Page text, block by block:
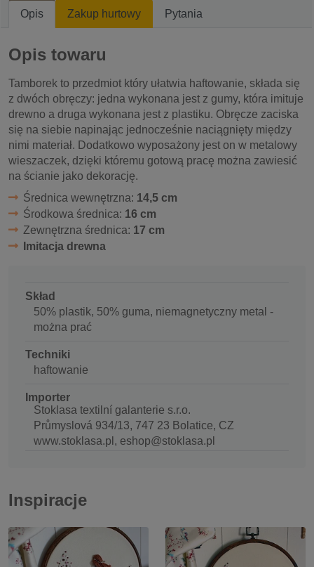
Opis Zakup hurtowy Pytania
Opis towaru
Tamborek to przedmiot który ułatwia haftowanie, składa się
z dwóch obręczy: jedna wykonana jest z gumy, która imituje
drewno a druga wykonana jest z plastiku. Obręcze zaciska
się na siebie napinając jednocześnie naciągnięty między
nimi materiał. Dodatkowo wyposażony jest on w metalowy
wieszaczek, dzięki któremu gotową pracę można zawiesić
na ścianie jako dekorację.
Średnica wewnętrzna: 14,5 cm
Środkowa średnica: 16 cm
Zewnętrzna średnica: 17 cm
Imitacja drewna
Skład
50% plastik, 50% guma, niemagnetyczny metal -
można prać
Techniki
haftowanie
Importer
Stoklasa textilní galanterie s.r.o.
Průmyslová 934/13, 747 23 Bolatice, CZ
www.stoklasa.pl, eshop@stoklasa.pl
Inspiracje